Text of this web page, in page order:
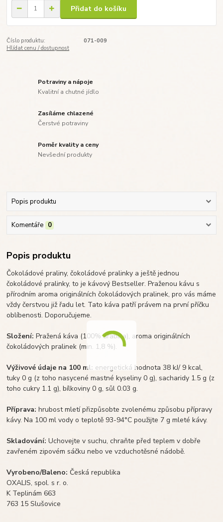
Přidat do košíku
Číslo produktu:
071-009
Hlídat cenu / dostupnost
Potraviny a nápoje
Kvalitní a chutné jídlo
Zasíláme chlazené
Čerstvé potraviny
Poměr kvality a ceny
Nevšední produkty
Popis produktu
Komentáře 0
Popis produktu
Čokoládové praliny, čokoládové pralinky a ještě jednou
čokoládové pralinky, to je kávový Bestseller. Praženou kávu s
přírodním aroma originálních čokoládových pralinek, pro vás máme
vždy čerstvou již řadu let. Tato káva patří právem na první příčku
oblíbenosti. Doporučujeme.
Složení: Pražená káva (100% arabika), aroma originálních
čokoládových pralinek (min. 1,8 %).
Výživové údaje na 100 ml: energetická hodnota 38 kJ/ 9 kcal,
tuky 0 g (z toho nasycené mastné kyseliny 0 g), sacharidy 1.5 g (z
toho cukry 1.1 g), bílkoviny 0 g, sůl 0.03 g.
Příprava: hrubost mletí přizpůsobte zvolenému způsobu přípravy
kávy. Na 100 ml vody o teplotě 93-94°C použijte 7 g mleté kávy.
Skladování: Uchovejte v suchu, chraňte před teplem v dobře
zavřeném zipovém sáčku nebo ve vzduchotěsné nádobě.
Vyrobeno/Baleno: Česká republika
OXALIS, spol. s r. o.
K Teplinám 663
763 15 Slušovice